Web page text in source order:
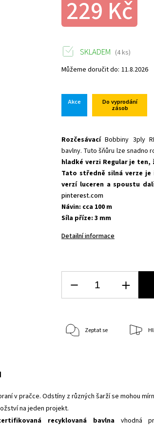
229 Kč
Akce Do vyprodání
zásob
RozčesávacíBobbiny 3ply
bavlny. Tuto šňůru lze snadno
hladké verzi Regular je ten,
Tato středně silná verze
verzí luceren a spoustu
pinterest.com
Návin: cca 100 m
Síla příze: 3 mm
Detailní informace
SKLADEM (4 ks)
Můžeme doručit do: 11.8.2026
Zeptat se
v pračce. Odstíny z různých šarží se mohou
na jeden projekt.
recyklovaná bavlnavhodná